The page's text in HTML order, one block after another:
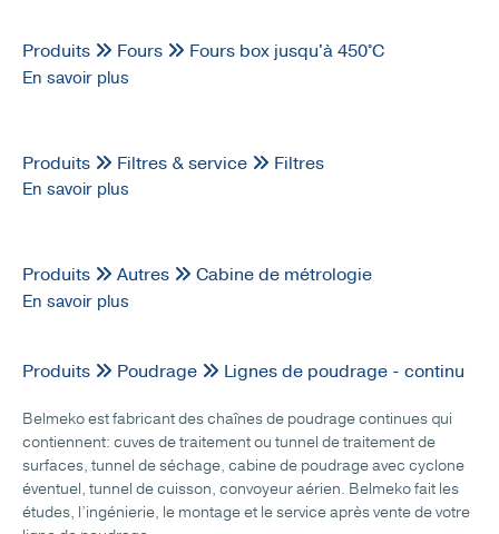
Produits Fours Fours box jusqu'à 450°C
En savoir plus
Produits Filtres & service Filtres
En savoir plus
Produits Autres Cabine de métrologie
En savoir plus
Produits Poudrage Lignes de poudrage - continu
Belmeko est fabricant des chaînes de poudrage continues qui
contiennent: cuves de traitement ou tunnel de traitement de
surfaces, tunnel de séchage, cabine de poudrage avec cyclone
éventuel, tunnel de cuisson, convoyeur aérien. Belmeko fait les
études, l’ingénierie, le montage et le service après vente de votre